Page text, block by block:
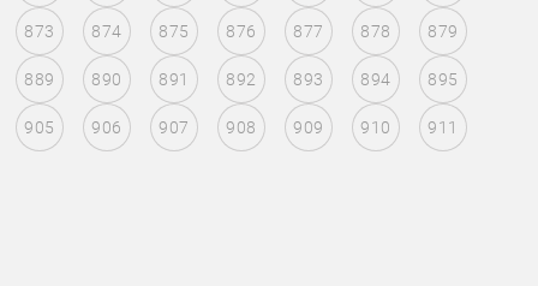
873 874 875 876 877 878 879
889 890 891 892 893 894 895
905 906 907 908 909 910 911